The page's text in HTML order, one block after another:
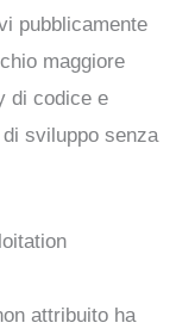
pubblicamente
maggiore
di codice e
sviluppo senza
attribuito ha